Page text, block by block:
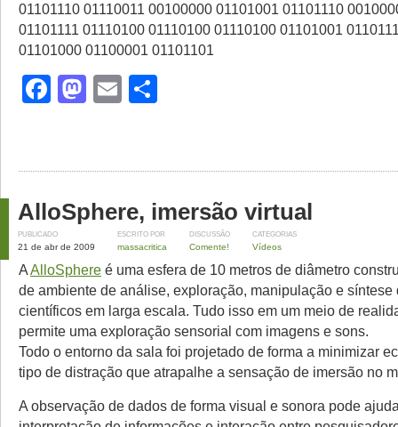
01101110 01110011 00100000 01101001 01101110
01101111 01110100 01110100 01110100 01101001
01101000 01100001 01101101
Facebook
Mastodon
Email
AlloSphere, imersão virtual
PUBLICADO
21 de abr de 2009
ESCRITO POR
massacritica
DISCUSSÃO
Comente!
CATEGORIAS
Vídeos
AAlloSphere é uma esfera de 10 metros de diâmetro
de ambiente de análise, exploração, manipulação e síntese
científicos em larga escala. Tudo isso em um meio de
permite uma exploração sensorial com imagens e sons.
Todo o entorno da sala foi projetado de forma a minimizar
tipo de distração que atrapalhe a sensação de imersão no
A observação de dados de forma visual e sonora pode